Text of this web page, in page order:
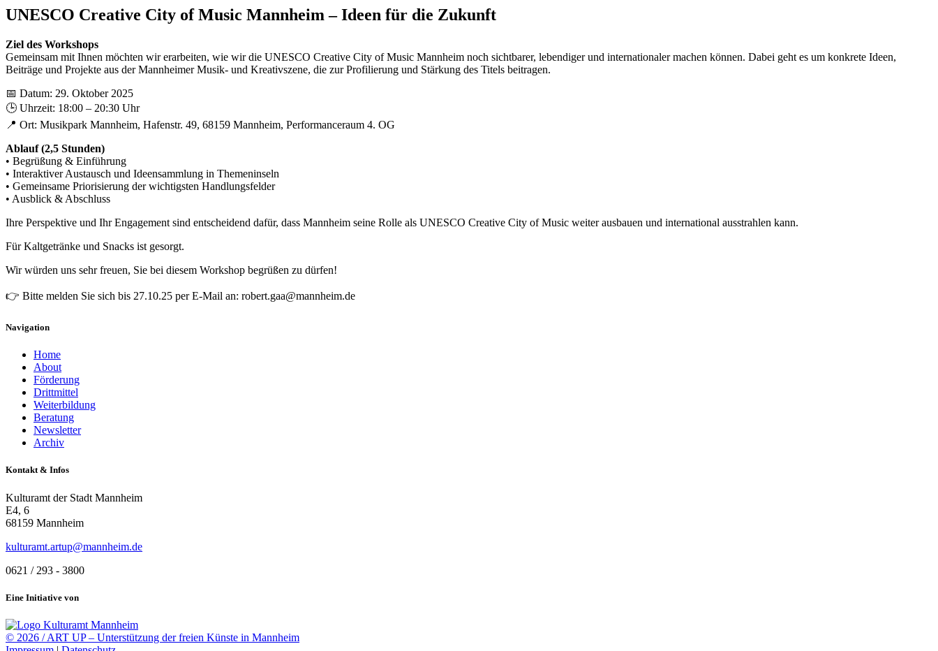
UNESCO Creative City of Music Mannheim – Ideen für die Zukunft
Ziel des Workshops
Gemeinsam mit Ihnen möchten wir erarbeiten, wie wir die UNESCO Creative City of Music Mannheim noch sichtbarer, lebendiger und internationaler machen können. Dabei geht es um konkrete Ideen,
Beiträge und Projekte aus der Mannheimer Musik- und Kreativszene, die zur Profilierung und Stärkung des Titels beitragen.
📅 Datum: 29. Oktober 2025
🕒 Uhrzeit: 18:00 – 20:30 Uhr
📍 Ort: Musikpark Mannheim, Hafenstr. 49, 68159 Mannheim, Performanceraum 4. OG
Ablauf (2,5 Stunden)
• Begrüßung & Einführung
• Interaktiver Austausch und Ideensammlung in Themeninseln
• Gemeinsame Priorisierung der wichtigsten Handlungsfelder
• Ausblick & Abschluss
Ihre Perspektive und Ihr Engagement sind entscheidend dafür, dass Mannheim seine Rolle als UNESCO Creative City of Music weiter ausbauen und international ausstrahlen kann.
Für Kaltgetränke und Snacks ist gesorgt.
Wir würden uns sehr freuen, Sie bei diesem Workshop begrüßen zu dürfen!
👉 Bitte melden Sie sich bis 27.10.25 per E-Mail an: robert.gaa@mannheim.de
Navigation
Home
About
Förderung
Drittmittel
Weiterbildung
Beratung
Newsletter
Archiv
Kontakt & Infos
Kulturamt der Stadt Mannheim
E4, 6
68159 Mannheim
kulturamt.artup@mannheim.de
0621 / 293 - 3800
Eine Initiative von
© 2026 / ART UP – Unterstützung der freien Künste in Mannheim